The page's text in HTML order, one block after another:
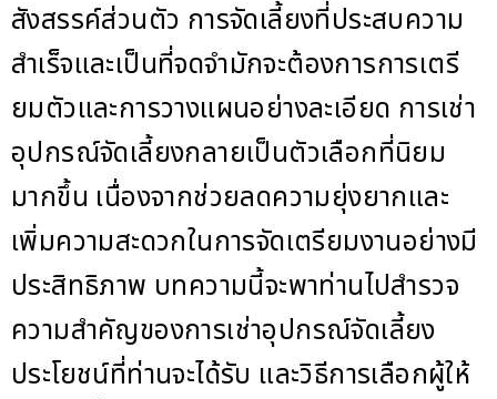
สังสรรค์ส่วนตัว การจัดเลี้ยงที่ประสบความ
สำเร็จและเป็นที่จดจำมักจะต้องการการเตรี
ยมตัวและการวางแผนอย่างละเอียด การเช่า
อุปกรณ์จัดเลี้ยงกลายเป็นตัวเลือกที่นิยม
มากขึ้น เนื่องจากช่วยลดความยุ่งยากและ
เพิ่มความสะดวกในการจัดเตรียมงานอย่างมี
ประสิทธิภาพ บทความนี้จะพาท่านไปสำรวจ
ความสำคัญของการเช่าอุปกรณ์จัดเลี้ยง
ประโยชน์ที่ท่านจะได้รับ และวิธีการเลือกผู้ให้